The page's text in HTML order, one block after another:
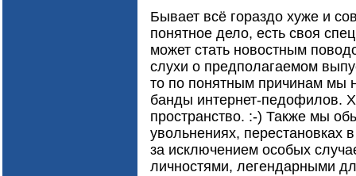
Бывает всё гораздо хуже и
понятное дело, есть своя
может стать новостным
слухи о предполагаемом
то по понятным причинам мы
банды интернет-педофилов.
пространство. :-) Также мы
увольнениях, перестановках
за исключением особых
личностями, легендарными